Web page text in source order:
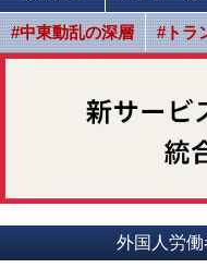
#中東動乱の深層 #トラ
外国人労